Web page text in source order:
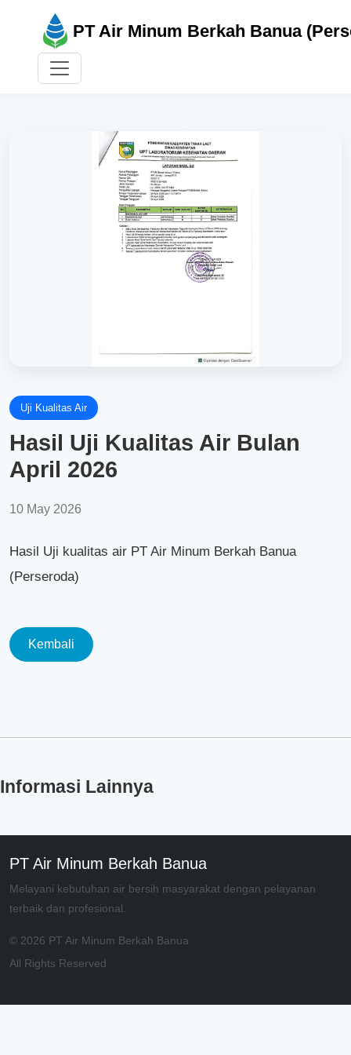
PT Air Minum Berkah Banua
Uji Kualitas Air
Hasil Uji Kualitas Air Bulan
April 2026
10 May 2026
Hasil Uji kualitas air PT Air Minum Berkah Banua
(Perseroda)
Kembali
Informasi Lainnya
PT Air Minum Berkah Banua
Melayani kebutuhan air bersih masyarakat dengan pelayanan
terbaik dan profesional.
© 2026 PT Air Minum Berkah Banua
All Rights Reserved